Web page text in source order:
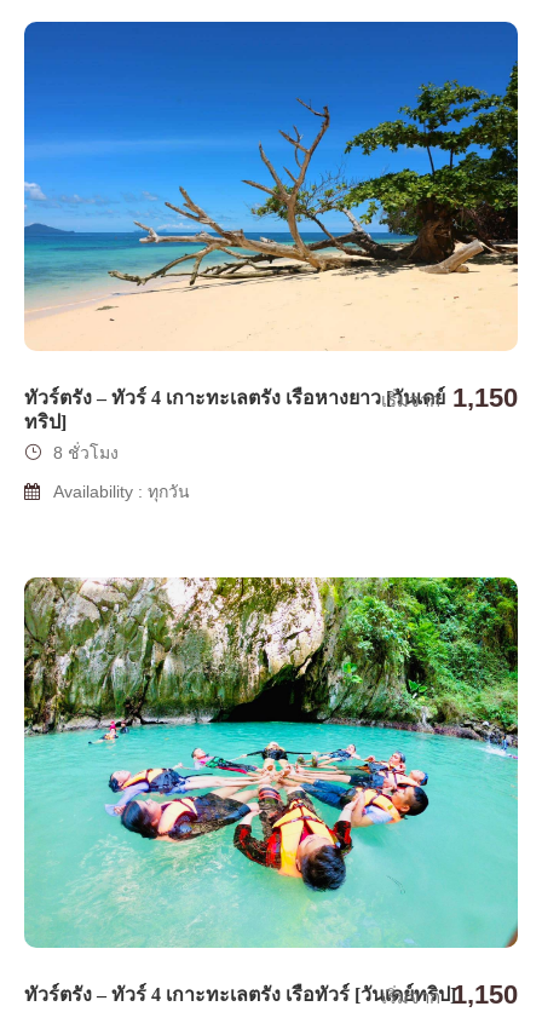
ทัวร์ตรัง – ทัวร์ 4 เกาะทะเลตรัง เรือหางยาว [วันเดย์
ทริป]
เริ่มจาก 1,150
8 ชั่วโมง
Availability : ทุกวัน
ทัวร์ตรัง – ทัวร์ 4 เกาะทะเลตรัง เรือทัวร์ [วันเดย์ทริป]
เริ่มจาก 1,150